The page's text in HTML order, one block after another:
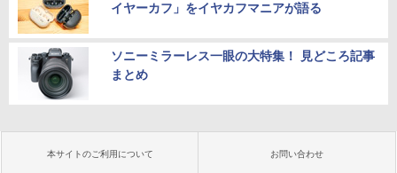
イヤーカフ」をイヤカフマニアが語る
ソニーミラーレス一眼の大特集！ 見どころ記事
まとめ
本サイトのご利用について お問い合わせ